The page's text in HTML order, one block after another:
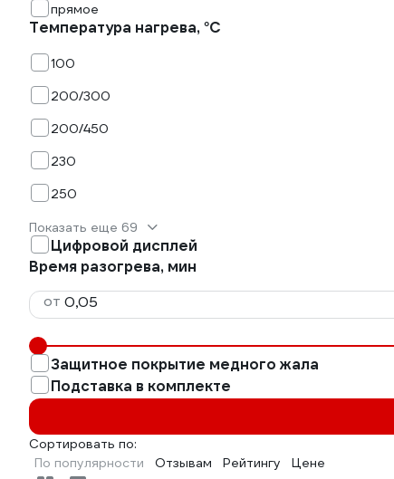
прямое
Температура нагрева, °С
100
200/300
200/450
230
250
Показать еще 69
Цифровой дисплей
Время разогрева, мин
от
Защитное покрытие медного жала
Подставка в комплекте
Сортировать по:
По популярности
Отзывам Рейтингу Цене